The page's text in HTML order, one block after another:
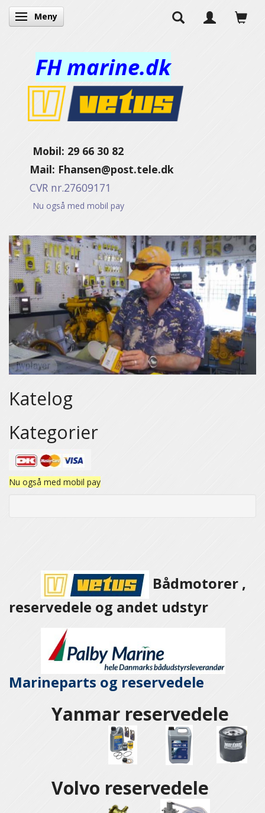
Veksle navigasjon
Meny
FH marine.dk
Mobil: 29 66 30 82
Mail: Fhansen@post.tele.dk
CVR nr.27609171
Nu også med mobil pay
Katelog
Kategorier
Nu også med mobil pay
Bådmotorer ,
reservedele og andet udstyr
Marineparts og reservedele
Yanmar reservedele
Volvo reservedele